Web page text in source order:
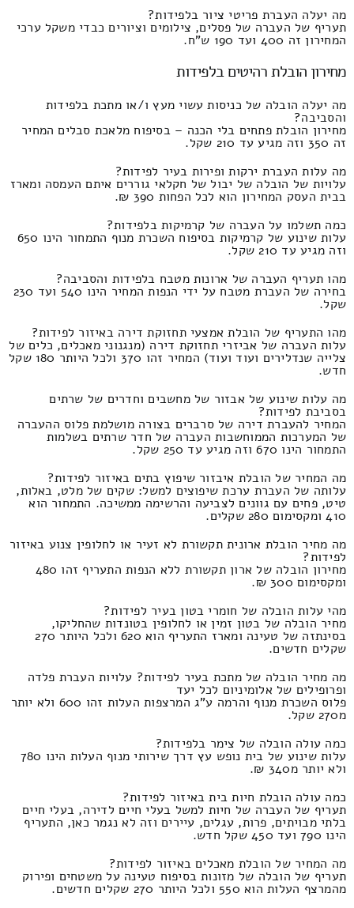
מה יעלה העברת פריטי ציור בלפידות?
תעריף של העברה של פסלים, צילומים וציורים כבדי משקל ערכי
המחירון זה 400 ועד 190 ש"ח.
מחירון הובלת רהיטים בלפידות
מה יעלה הובלה של כניסות עשוי מעץ ו/או מתכת בלפידות
והסביבה?
מחירון הובלת פתחים בלי הכנה – בסיפוח מלאכת סבלים המחיר
זה 350 וזה מגיע עד 210 שקל.
מה עלות העברת ירקות ופירות בעיר לפידות?
עלויות של הובלה של יבול של חקלאי גוררים איתם העמסה ומארז
בבית העסק המחירון הוא לכל הפחות 390 ₪.
כמה תשלמו על העברה של קרמיקות בלפידות?
עלות שינוע של קרמיקות בסיפוח השכרת מנוף התמחור הינו 650
וזה מגיע עד 210 שקל.
מהו תעריף העברה של ארונות מטבח בלפידות והסביבה?
בחירה של העברת מטבח על ידי הנפות המחיר הינו 540 ועד 230
שקל.
מהו התעריף של הובלת אמצעי תחזוקת דירה באיזור לפידות?
עלות העברה של אביזרי תחזוקת דירה (מנגנוני מאכלים, כלים של
צלייה שנדלירים ועוד ועוד) המחיר זהו 370 ולכל היותר 180 שקל
חדש.
מה עלות שינוע של אבזור של מחשבים וחדרים של שרתים
בסביבת לפידות?
המחיר להעברת דירה של סרברים בצורה מושלמת פלוס ההעברה
של המערכות הממוחשבות העברה של חדר שרתים בשלמות
התמחור הינו 670 וזה מגיע עד 250 שקל.
מה המחיר של הובלת איבזור שיפוץ בתים באיזור לפידות?
עלותה של העברת ערכת שיפוצים למשל: שקים של מלט, באלות,
טיט, פחים עם גוונים לצביעה והרשימה ממשיכה. התמחור הוא
410 ומקסימום 280 שקלים.
מה מחיר הובלת ארונית תקשורת לא זעיר או לחלופין צנוע באיזור
לפידות?
מחירון הובלה של ארון תקשורת ללא הנפות התעריף זהו 480
ומקסימום 300 ₪.
מהי עלות הובלה של חומרי בטון בעיר לפידות?
מחיר הובלה של בטון זמין או לחלופין בטונדות שהחליקו,
בסינתזה של טעינה ומארז התעריף הוא 620 ולכל היותר 270
שקלים חדשים.
מה מחיר הובלה של מתכת בעיר לפידות? עלויות העברת פלדה
ופרופילים של אלומיניום לכל יעד
פלוס השכרת מנוף והרמה ע"ג המרצפות העלות זהו 600 ולא יותר
מ270 שקל.
כמה עולה הובלה של צימר בלפידות?
עלות שינוע של בית נופש עץ דרך שירותי מנוף העלות הינו 780
ולא יותר מ340 ₪.
כמה עולה הובלת חיות בית באיזור לפידות?
תעריף של העברה של חיות למשל בעלי חיים לדירה, בעלי חיים
בלתי מבויתים, פרות, עגלים, עיירים וזה לא נגמר כאן, התעריף
הינו 790 ועד 450 שקל חדש.
מה המחיר של הובלת מאכלים באיזור לפידות?
תעריף של הובלה של מזונות בסיפוח טעינה על משטחים ופירוק
מהמרצף העלות הוא 550 ולכל היותר 270 שקלים חדשים.